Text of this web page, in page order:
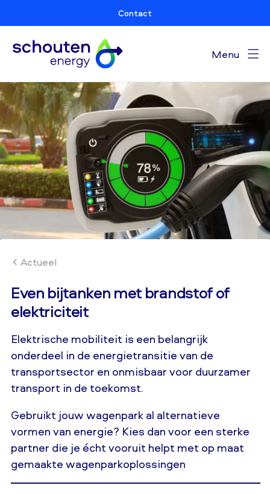
Contact
Menu
Actueel
Even bijtanken met brandstof of
elektriciteit
Elektrische mobiliteit is een belangrijk
onderdeel in de energietransitie van de
transportsector en onmisbaar voor duurzamer
transport in de toekomst.
Gebruikt jouw wagenpark al alternatieve
vormen van energie? Kies dan voor een sterke
partner die je écht vooruit helpt met op maat
gemaakte wagenparkoplossingen